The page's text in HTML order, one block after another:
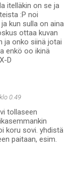
itelläkin on se ja
:P noi
kun sulla on aina
ottaa kuvan
ja onko siinä jotai
enkö oo ikinä
D
0.49
tollaseen
koru sovi. yhdistä
paitaan, esim.